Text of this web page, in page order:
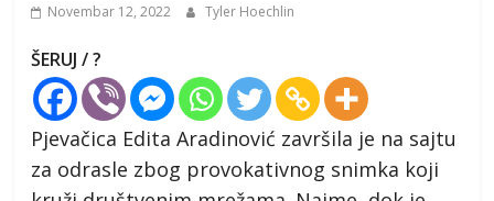
Novembar 12, 2022 Tyler Hoechlin
ŠERUJ / ?
Pjevačica Edita Aradinović završila je na sajtu
za odrasle zbog provokativnog snimka koji